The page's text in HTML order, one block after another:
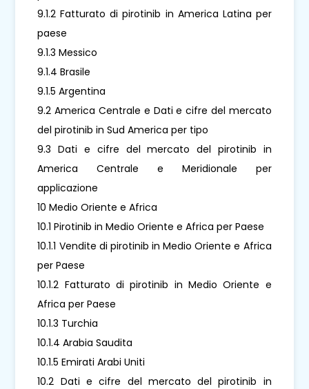
9.1.2 Fatturato di pirotinib in America Latina per
paese
9.1.3 Messico
9.1.4 Brasile
9.1.5 Argentina
9.2 America Centrale e Dati e cifre del mercato
del pirotinib in Sud America per tipo
9.3 Dati e cifre del mercato del pirotinib in
America Centrale e Meridionale per
applicazione
10 Medio Oriente e Africa
10.1 Pirotinib in Medio Oriente e Africa per Paese
10.1.1 Vendite di pirotinib in Medio Oriente e Africa
per Paese
10.1.2 Fatturato di pirotinib in Medio Oriente e
Africa per Paese
10.1.3 Turchia
10.1.4 Arabia Saudita
10.1.5 Emirati Arabi Uniti
10.2 Dati e cifre del mercato del pirotinib in